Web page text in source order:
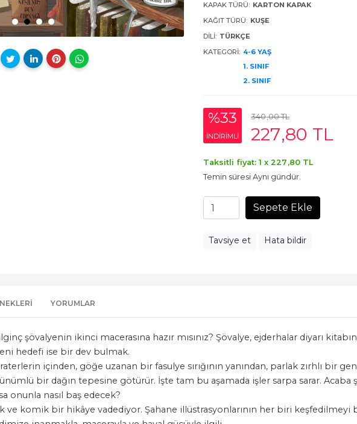
KAPAK TÜRÜ: KARTON KAPAK
KAĞIT TÜRÜ: KUŞE
DILI: TÜRKÇE
KATEGORI: 4-6 YAŞ
1. SINIF
2. SINIF
%33
INDIRIMLI
340,00TL
227,80 TL
Taksitli fiyat: 1 x 227 ,80 TL
Temin süresi Aynı gündür.
Sepete Ekle
Tavsiye et Hata bildir
YORUMLAR
şövalyenin ikinci macerasına hazır mısınız? Şövalye, ejderhalar diyarı
hedefi ise bir dev bulmak.
içinden, göğe uzanan bir fasulye sırığının yanından, parlak zırhlı bir
bir dağın tepesine götürür. İşte tam bu aşamada işler sarpa sarar. Acaba
onunla nasıl baş edecek?
ve komik bir hikâye vadediyor. Şahane illüstrasyonlarının her biri keşfedilmeyi